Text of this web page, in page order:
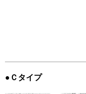
●Ｃタイプ